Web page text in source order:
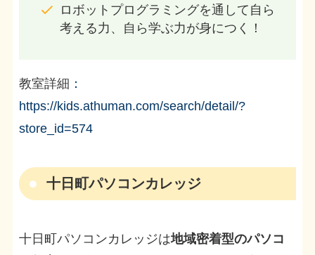
ロボットプログラミングを通して自ら
考える力、自ら学ぶ力が身につく！
教室詳細 ：
https://kids.athuman.com/search/detail/?
store_id=574
十日町パソコンカレッジ
十日町パソコンカレッジは地域密着型のパソコ